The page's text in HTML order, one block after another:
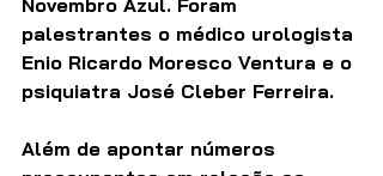
Novembro Azul. Foram
palestrantes o médico urologista
Enio Ricardo Moresco Ventura e o
psiquiatra José Cleber Ferreira.
Além de apontar números